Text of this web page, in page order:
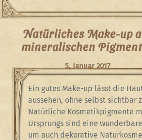
Natürliches Make-up
mineralischen
5. Januar 2017
Ein gutes Make-up lässt die
aussehen, ohne selbst sichtbar
Natürliche Kosmetikpigmente
Ursprungs sind eine
um auch dekorative